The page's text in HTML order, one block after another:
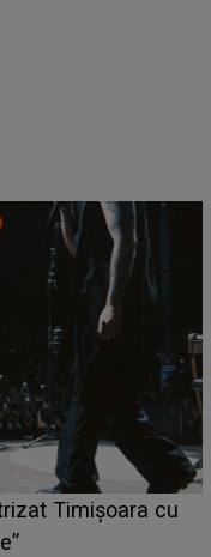
care are șansa să
neașteptată îi